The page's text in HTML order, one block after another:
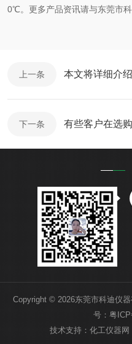
0℃。更多产品资讯请与东莞市科
上一条
下一条
Copyright © 2026东莞市科迪仪
号：粤
技术支持：化工仪器网